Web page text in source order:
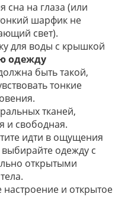
сна на глаза (или
шарфик не
свет).
для воды с крышкой
одежду
быть такой,
тонкие
тканей,
и свободная.
идти в ощущения
выбирайте одежду с
открытыми
и открытое